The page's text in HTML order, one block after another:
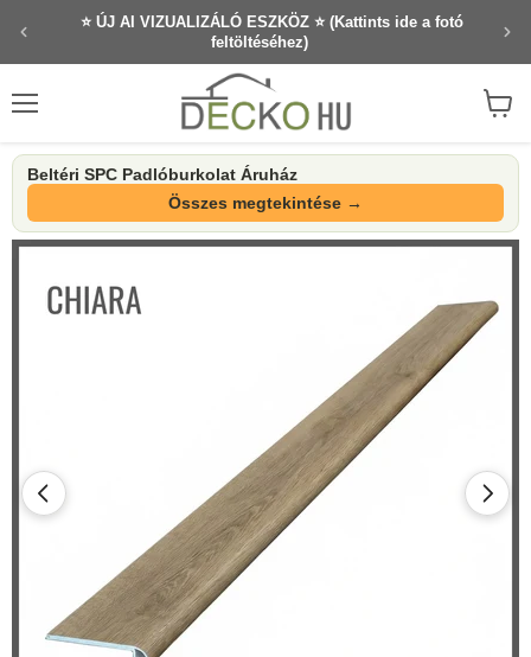
⭐ ÚJ AI VIZUALIZÁLÓ ESZKÖZ ⭐ (Kattints ide a fotó
feltöltéséhez)
Beltéri SPC Padlóburkolat Áruház
Összes megtekintése →